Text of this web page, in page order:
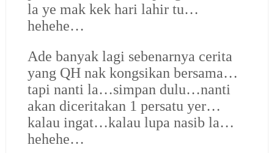
la ye mak kek hari lahir tu…
hehehe…
Ade banyak lagi sebenarnya cerita
yang QH nak kongsikan bersama…
tapi nanti la…simpan dulu…nanti
akan diceritakan 1 persatu yer…
kalau ingat…kalau lupa nasib la…
hehehe…